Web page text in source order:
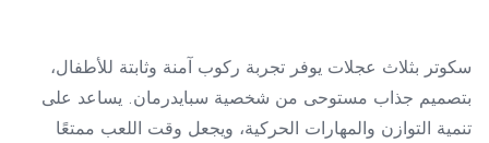
سكوتر بثلاث عجلات يوفر تجربة ركوب آمنة وثابتة للأطفال،
بتصميم جذاب مستوحى من شخصية سبايدرمان. يساعد على
تنمية التوازن والمهارات الحركية، ويجعل وقت اللعب ممتعًا